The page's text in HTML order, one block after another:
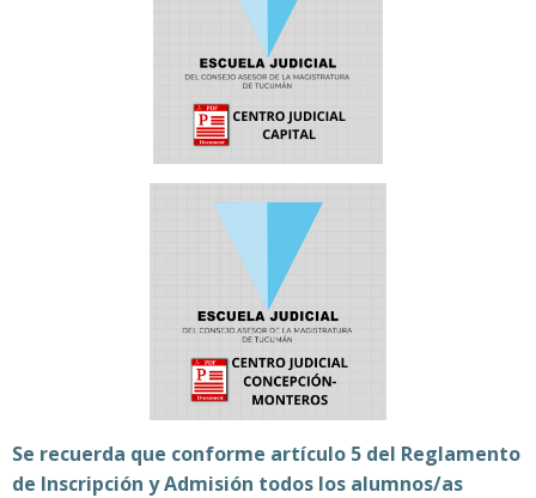
Se recuerda que conforme artículo 5 del Reglamento
de Inscripción y Admisión todos los alumnos/as